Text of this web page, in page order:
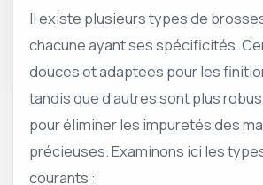
Il existe plusieurs types de
chacune ayant ses spécificités.
douces et adaptées pour les
tandis que d’autres sont plus
pour éliminer les impuretés des
précieuses. Examinons ici les
courants :